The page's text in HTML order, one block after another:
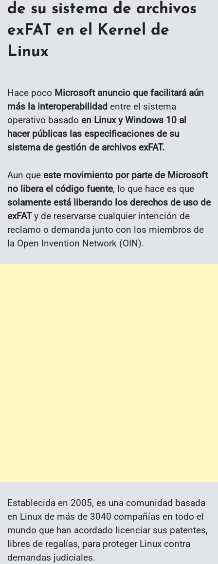
de su sistema de archivos
exFAT en el Kernel de
Linux
Hace poco Microsoft anuncio que facilitará aún
más la interoperabilidad entre el sistema
operativo basado en Linux y Windows 10 al
hacer públicas las especificaciones de su
sistema de gestión de archivos exFAT.
Aun que este movimiento por parte de Microsoft
no libera el código fuente, lo que hace es que
solamente está liberando los derechos de uso de
exFATy de reservarse cualquier intención de
reclamo o demanda junto con los miembros de
la Open Invention Network (OIN).
Establecida en 2005, es una comunidad basada
en Linux de más de 3040 compañías en todo el
mundo que han acordado licenciar sus patentes,
libres de regalías, para proteger Linux contra
demandas judiciales.